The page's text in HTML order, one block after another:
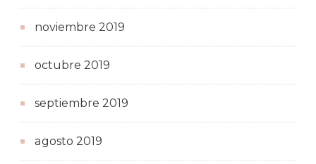
noviembre 2019
octubre 2019
septiembre 2019
agosto 2019